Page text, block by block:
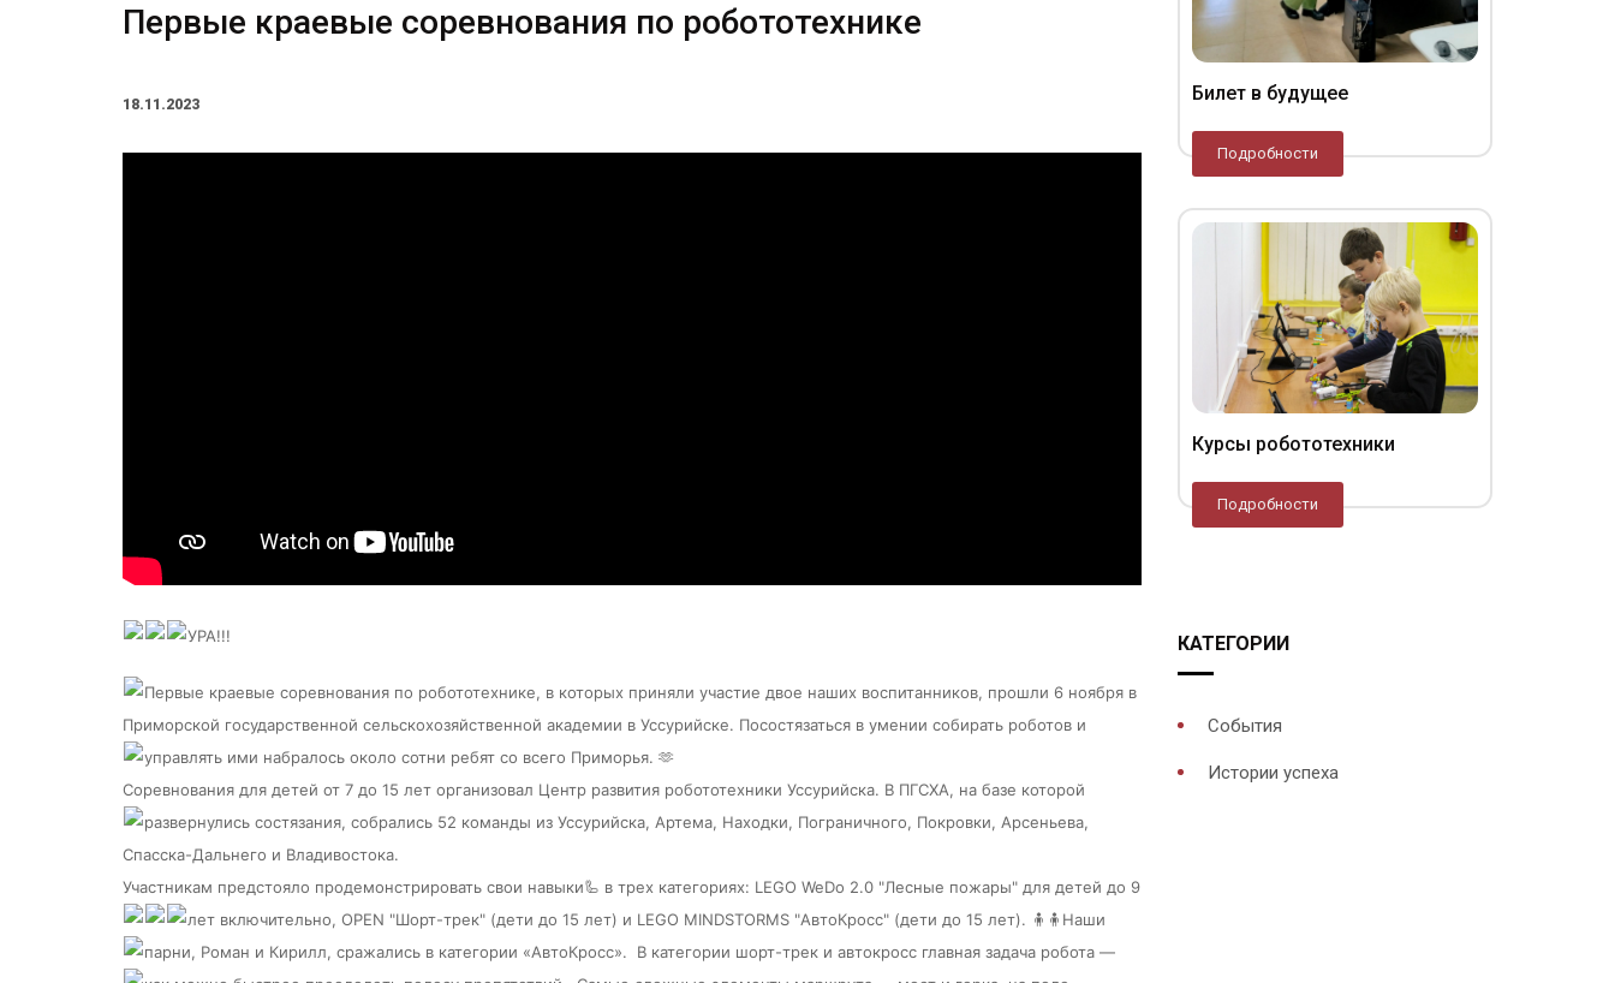
Первые краевые соревнования по робототехнике
18.11.2023
УРА!!!
Первые краевые соревнования по робототехнике, в которых приняли участие двое наших воспитанников, прошли 6 ноября в
Приморской государственной сельскохозяйственной академии в Уссурийске. Посостязаться в умении собирать роботов и
управлять ими набралось около сотни ребят со всего Приморья. 🫶
Соревнования для детей от 7 до 15 лет организовал Центр развития робототехники Уссурийска. В ПГСХА, на базе которой
развернулись состязания, собрались 52 команды из Уссурийска, Артема, Находки, Пограничного, Покровки, Арсеньева,
Спасска-Дальнего и Владивостока.
Участникам предстояло продемонстрировать свои навыки🦾 в трех категориях: LEGO WeDo 2.0 "Лесные пожары" для детей до 9
лет включительно, OPEN "Шорт-трек" (дети до 15 лет) и LEGO MINDSTORMS "АвтоКросс" (дети до 15 лет). 🧍‍ 🧍 Наши
парни, Роман и Кирилл, сражались в категории «АвтоКросс».
В категории шорт-трек и автокросс главная задача робота —
Билет в будущее
Подробности
Курсы робототехники
Подробности
КАТЕГОРИИ
События
Истории успеха